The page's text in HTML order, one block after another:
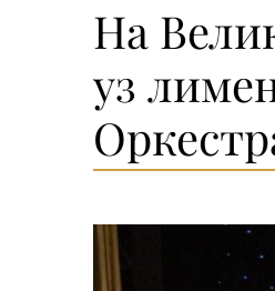
На
уз